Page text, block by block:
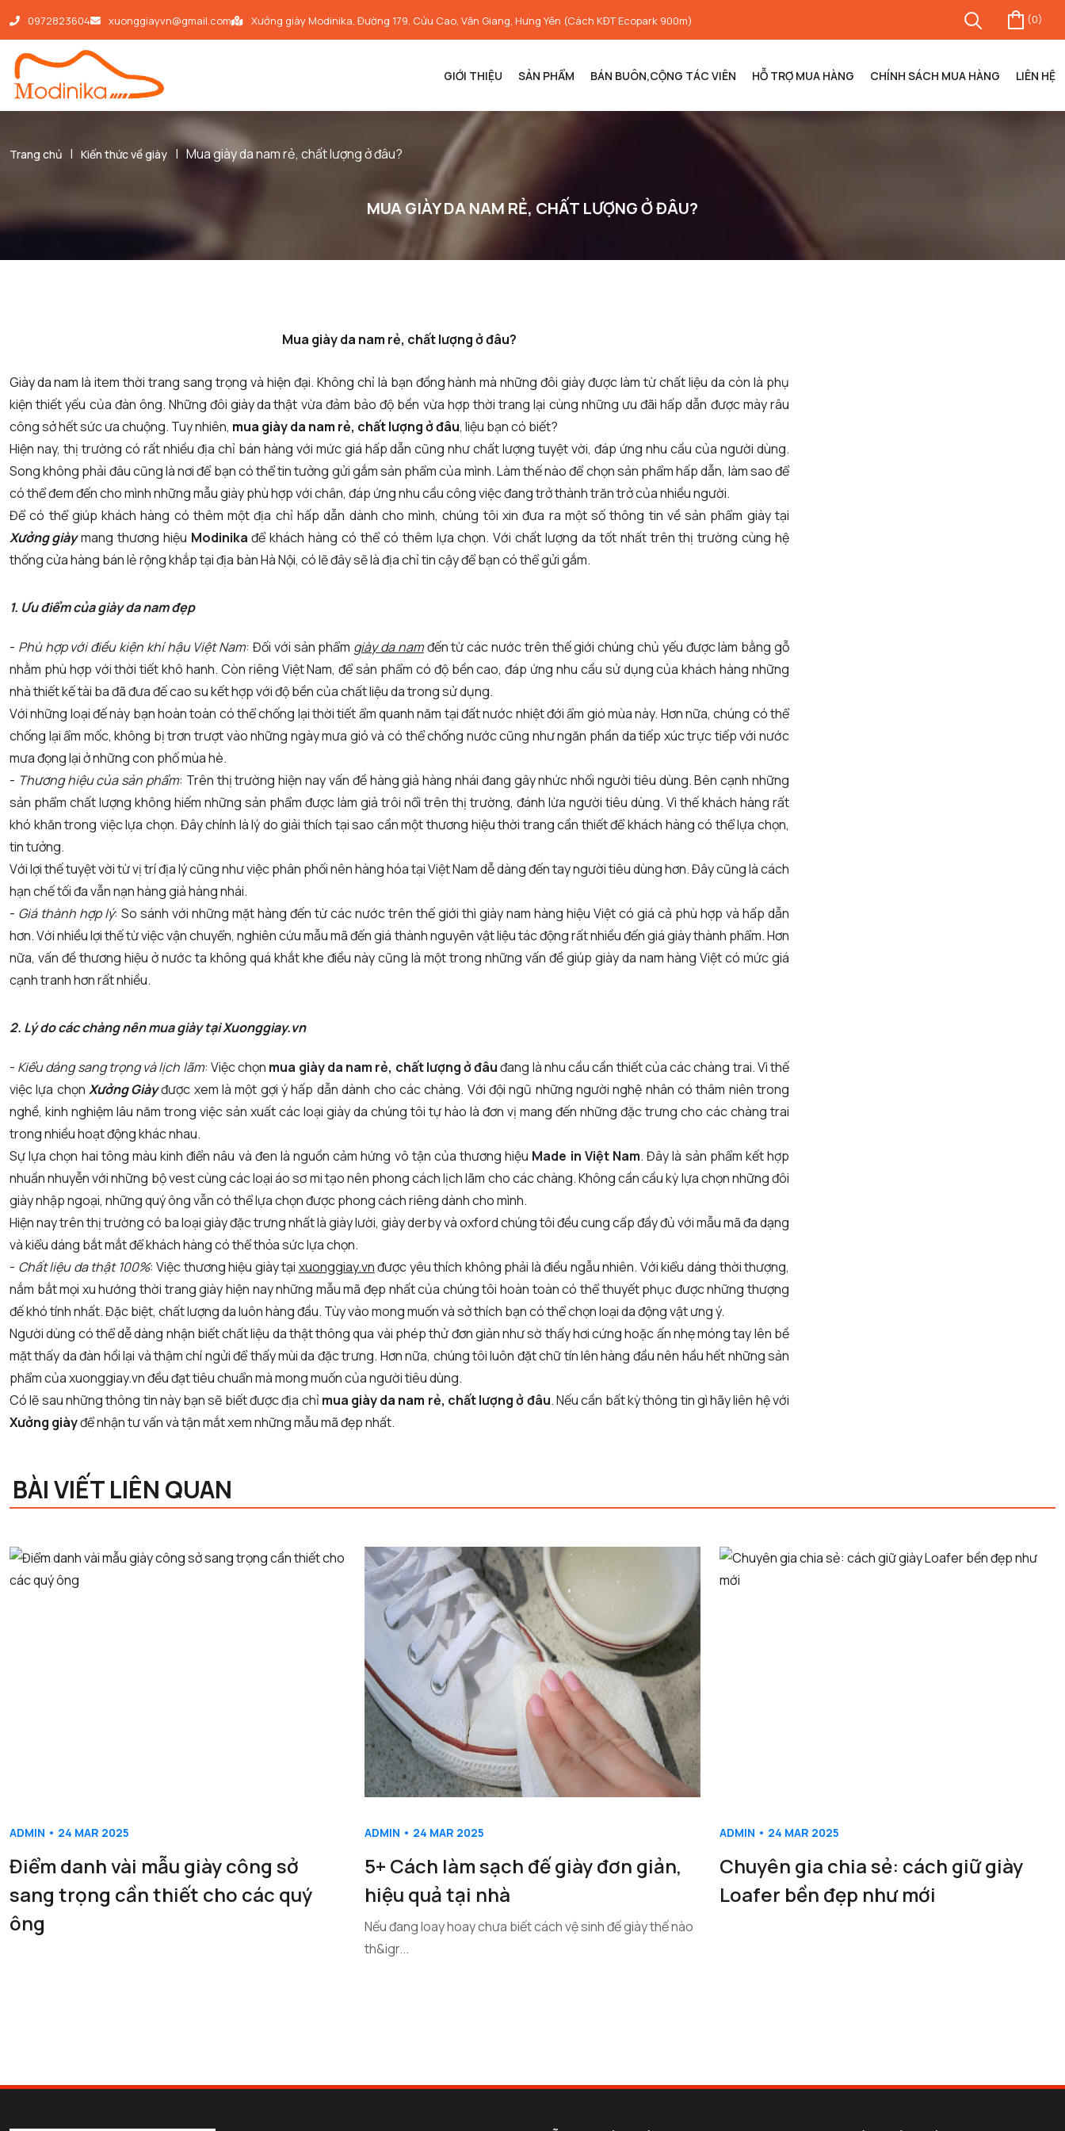
0972823604 xuonggiayvn@gmail.com Xưởng giày Modinika, Đường 179, Cửu Cao, Văn Giang, Hưng Yên (Cách KĐT Ecopark 900m) (0)
GIỚI THIỆU SẢN PHẨM BÁN BUÔN,CỘNG TÁC VIÊN HỖ TRỢ MUA HÀNG CHÍNH SÁCH MUA HÀNG LIÊN HỆ
Trang chủ | Kiến thức về giày | Mua giày da nam rẻ, chất lượng ở đâu?
MUA GIÀY DA NAM RẺ, CHẤT LƯỢNG Ở ĐÂU?
Mua giày da nam rẻ, chất lượng ở đâu?
Giày da nam là item thời trang sang trọng và hiện đại. Không chỉ là bạn đồng hành mà những đôi giày được làm từ chất liệu da còn là phụ
kiện thiết yếu của đàn ông. Những đôigiày da thật vừa đảm bảo độ bền vừa hợp thời trang lại cùng những ưu đãi hấp dẫn được mày râu
công sở hết sức ưa chuộng. Tuy nhiên, mua giày da nam rẻ, chất lượng ở đâu, liệu bạn có biết?
Hiện nay, thị trường có rất nhiều địa chỉ bán hàng với mức giá hấp dẫn cũng như chất lượng tuyệt vời, đáp ứng nhu cầu của người dùng.
Song không phải đâu cũng là nơi để bạn có thể tin tưởng gửi gắm sản phẩm của mình. Làm thế nào để chọn sản phẩm hấp dẫn, làm sao để
có thể đem đến cho mình những mẫu giày phù hợp với chân, đáp ứng nhu cầu công việc đang trở thành trăn trở của nhiều người.
Để có thể giúp khách hàng có thêm một địa chỉ hấp dẫn dành cho mình, chúng tôi xin đưa ra một số thông tin về sản phẩm giày tại
Xưởng giàymang thương hiệu Modinikađể khách hàng có thể có thêm lựa chọn. Với chất lượng da tốt nhất trên thị trường cùng hệ
thống cửa hàng bán lẻ rộng khắp tại địa bàn Hà Nội, có lẽ đây sẽ là địa chỉ tin cậy để bạn có thể gửi gắm.
1. Ưu điểm của giày da nam đẹp
- Phù hợp với điều kiện khí hậu Việt Nam: Đối với sản phẩm giày da namđến từ các nước trên thế giới chúng chủ yếu được làm bằng gỗ
nhằm phù hợp với thời tiết khô hanh. Còn riêng Việt Nam, để sản phẩm có độ bền cao, đáp ứng nhu cầu sử dụng của khách hàng những
nhà thiết kế tài ba đã đưa đế cao su kết hợp với độ bền của chất liệu da trong sử dụng.
Với những loại đế này bạn hoàn toàn có thể chống lại thời tiết ẩm quanh năm tại đất nước nhiệt đới ẩm gió mùa này. Hơn nữa, chúng có thể
chống lại ẩm mốc, không bị trơn trượt vào những ngày mưa gió và có thể chống nước cũng như ngăn phần da tiếp xúc trực tiếp với nước
mưa đọng lại ở những con phố mùa hè.
- Thương hiệu của sản phẩm: Trên thị trường hiện nay vấn đề hàng giả hàng nhái đang gây nhức nhối người tiêu dùng. Bên cạnh những
sản phẩm chất lượng không hiếm những sản phẩm được làm giả trôi nổi trên thị trường, đánh lừa người tiêu dùng. Vì thế khách hàng rất
khó khăn trong việc lựa chọn. Đây chính là lý do giải thích tại sao cần một thương hiệu thời trang cần thiết để khách hàng có thể lựa chọn,
tin tưởng.
Với lợi thế tuyệt vời từ vị trí địa lý cũng như việc phân phối nên hàng hóa tại Việt Nam dễ dàng đến tay người tiêu dùng hơn. Đây cũng là cách
hạn chế tối đa vẫn nạn hàng giả hàng nhái.
- Giá thành hợp lý: So sánh với những mặt hàng đến từ các nước trên thế giới thì giày nam hàng hiệu Việt có giá cả phù hợp và hấp dẫn
hơn. Với nhiều lợi thế từ việc vận chuyển, nghiên cứu mẫu mã đến giá thành nguyên vật liệu tác động rất nhiều đến giá giày thành phẩm. Hơn
nữa, vấn đề thương hiệu ở nước ta không quá khắt khe điều này cũng là một trong những vấn đề giúp giày da nam hàng Việt có mức giá
cạnh tranh hơn rất nhiều.
2. Lý do các chàng nên mua giày tạiXuonggiay.vn
- Kiểu dáng sang trọng và lịch lãm: Việc chọn mua giày da nam rẻ, chất lượng ở đâuđang là nhu cầu cần thiết của các chàng trai. Vì thế
việc lựa chọnXưởng Giàyđược xem là một gợi ý hấp dẫn dành cho các chàng. Với đội ngũ những người nghệ nhân có thâm niên trong
nghề, kinh nghiệm lâu năm trong việc sản xuất các loại giày da chúng tôi tự hào là đơn vị mang đến những đặc trưng cho các chàng trai
trong nhiều hoạt động khác nhau.
Sự lựa chọn hai tông màu kinh điển nâu và đen là nguồn cảm hứng vô tận của thương hiệu Made in Việt Nam. Đây là sản phẩm kết hợp
nhuần nhuyễn với những bộ vest cùng các loại áo sơ mi tạo nên phong cách lịch lãm cho các chàng. Không cần cầu kỳ lựa chọn những đôi
giày nhập ngoại, những quý ông vẫn có thể lựa chọn được phong cách riêng dành cho mình.
Hiện nay trên thị trường có ba loại giày đặc trưng nhất là giày lười, giày derby và oxford chúng tôi đều cung cấp đầy đủ với mẫu mã đa dạng
và kiểu dáng bắt mắt để khách hàng có thể thỏa sức lựa chọn.
- Chất liệu da thật 100%: Việc thương hiệu giày tại xuonggiay.vnđược yêu thích không phải là điều ngẫu nhiên. Với kiểu dáng thời thượng,
nắm bắt mọi xu hướng thời trang giày hiện nay những mẫu mã đẹp nhất của chúng tôi hoàn toàn có thể thuyết phục được những thượng
đế khó tính nhất. Đặc biệt, chất lượng da luôn hàng đầu. Tùy vào mong muốn và sở thích bạn có thể chọn loại da động vật ưng ý.
Người dùng có thể dễ dàng nhận biết chất liệu da thật thông qua vài phép thử đơn giản như sờ thấy hơi cứng hoặc ấn nhẹ móng tay lên bề
mặt thấy da đàn hồi lại và thậm chí ngửi để thấy mùi da đặc trưng. Hơn nữa, chúng tôi luôn đặt chữ tín lên hàng đầu nên hầu hết những sản
phẩm của xuonggiay.vn đều đạt tiêu chuẩn mà mong muốn của người tiêu dùng.
Có lẽ sau những thông tin này bạn sẽ biết được địa chỉ mua giày da nam rẻ, chất lượng ở đâu. Nếu cần bất kỳ thông tin gì hãy liên hệ với
Xưởng giàyđể nhận tư vấn và tận mắt xem những mẫu mã đẹp nhất.
BÀI VIẾT LIÊN QUAN
ADMIN • 24 MAR 2025
Điểm danh vài mẫu giày công sở
sang trọng cần thiết cho các quý
ông
ADMIN • 24 MAR 2025
5+ Cách làm sạch đế giày đơn giản,
hiệu quả tại nhà
Nếu đang loay hoay chưa biết cách vệ sinh đế giày thế nào
th&igr...
ADMIN • 24 MAR 2025
Chuyên gia chia sẻ: cách giữ giày
Loafer bền đẹp như mới